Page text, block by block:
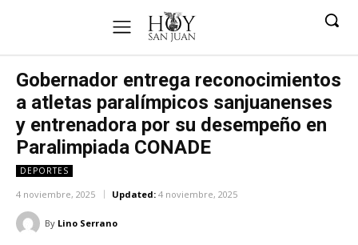
Gobernador entrega reconocimientos
a atletas paralímpicos sanjuanenses
y entrenadora por su desempeño en
Paralimpiada CONADE
DEPORTES
4 noviembre, 2025 Updated: 4 noviembre, 2025
By Lino Serrano